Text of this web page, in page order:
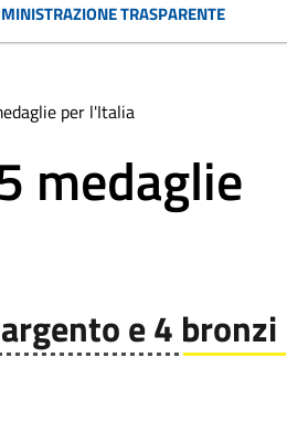
TRASPARENTE
per l'Italia
medaglie
e 4 bronzi